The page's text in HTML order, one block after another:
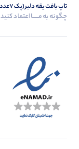
تاپ بافت یقه دلبر (پک 7عددی)
چگونه به مــــــا اعتماد کنید